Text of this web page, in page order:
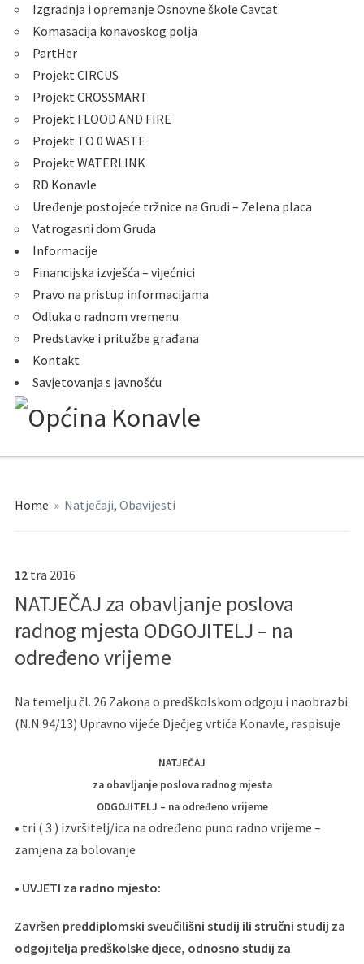
Izgradnja i opremanje Osnovne škole Cavtat
Komasacija konavoskog polja
PartHer
Projekt CIRCUS
Projekt CROSSMART
Projekt FLOOD AND FIRE
Projekt TO 0 WASTE
Projekt WATERLINK
RD Konavle
Uređenje postojeće tržnice na Grudi – Zelena placa
Vatrogasni dom Gruda
Informacije
Financijska izvješća – vijećnici
Pravo na pristup informacijama
Odluka o radnom vremenu
Predstavke i pritužbe građana
Kontakt
Savjetovanja s javnošću
Home » Natječaji, Obavijesti
12 tra 2016
NATJEČAJ za obavljanje poslova
radnog mjesta ODGOJITELJ – na
određeno vrijeme
Na temelju čl. 26 Zakona o predškolskom odgoju i naobrazbi
(N.N.94/13) Upravno vijeće Dječjeg vrtića Konavle, raspisuje
NATJEČAJ
za obavljanje poslova radnog mjesta
ODGOJITELJ – na određeno vrijeme
• tri ( 3 ) izvršitelj/ica na određeno puno radno vrijeme –
zamjena za bolovanje
• UVJETI za radno mjesto:
Završen preddiplomski sveučilišni studij ili stručni studij za
odgojitelja predškolske djece, odnosno studij za